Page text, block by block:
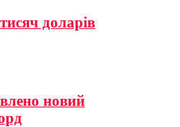
доларів
новий